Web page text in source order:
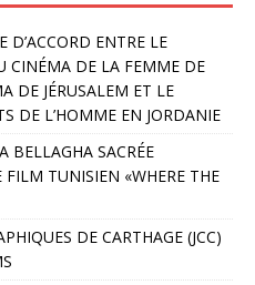
D’ACCORD ENTRE LE
CINÉMA DE LA FEMME DE
DE JÉRUSALEM ET LE
DE L’HOMME EN JORDANIE
BELLAGHA SACRÉE
FILM TUNISIEN «WHERE THE
DE CARTHAGE (JCC)